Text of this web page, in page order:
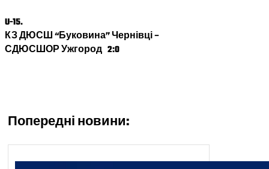
U-15.
КЗ ДЮСШ “Буковина” Чернівці–
СДЮСШОР Ужгород 2:0
Попередні новини: